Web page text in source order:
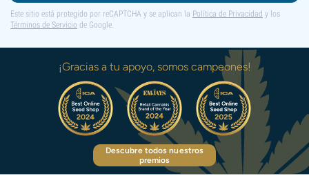
Este sitio está protegido por reCAPTCHA y se aplican la Política de Privacidad y los
Términos de Servicio de Google.
¡Gracias a tu apoyo, somos campeones!
Descubre todos nuestros
premios